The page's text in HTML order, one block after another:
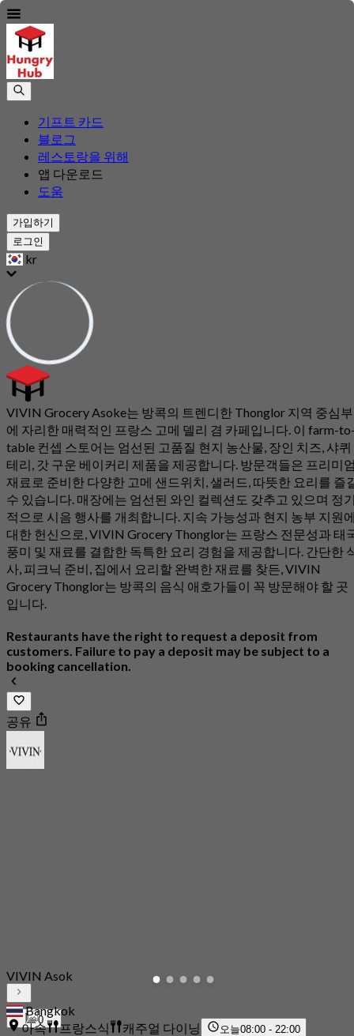
기프트 카드
블로그
레스토랑을 위해
앱 다운로드
도움
가입하기
로그인
kr
VIVIN Grocery Asoke는 방콕의 트렌디한 Thonglor 지역 중심부
에 자리한 매력적인 프랑스 고메 델리 겸 카페입니다. 이 farm-
table 컨셉 스토어는 엄선된 고품질 현지 농산물, 장인 치즈, 샤퀴
테리, 갓 구운 베이커리 제품을 제공합니다. 방문객들은 프리미
재료로 준비한 다양한 고메 샌드위치, 샐러드, 따뜻한 요리를 즐
수 있습니다. 매장에는 엄선된 와인 컬렉션도 갖추고 있으며 정
적으로 시음 행사를 개최합니다. 지속 가능성과 현지 농부 지원
대한 헌신으로, VIVIN Grocery Thonglor는 프랑스 전문성과 태
풍미 및 재료를 결합한 독특한 요리 경험을 제공합니다. 간단한
사, 피크닉 준비, 집에서 요리할 완벽한 재료를 찾든, VIVIN
Grocery Thonglor는 방콕의 음식 애호가들이 꼭 방문해야 할 곳
입니다.
Restaurants have the right to request a deposit from
customers. Failure to pay a deposit may be subject to a
booking cancellation.
공유
0
VIVIN Asok
Bangkok
아속
프랑스식 캐주얼 다이닝 오늘08:00 - 22:00